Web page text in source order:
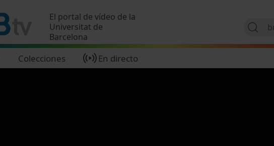
El portal de vídeo de la
Universitat de
Barcelona
Colecciones En directo